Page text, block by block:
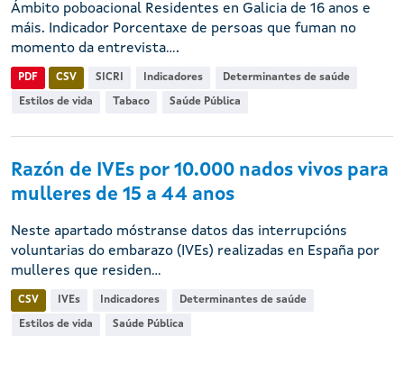
Ámbito poboacional Residentes en Galicia de 16 anos e
máis. Indicador Porcentaxe de persoas que fuman no
momento da entrevista....
PDF CSV SICRI Indicadores Determinantes de saúde
Estilos de vida Tabaco Saúde Pública
Razón de IVEs por 10.000 nados vivos para
mulleres de 15 a 44 anos
Neste apartado móstranse datos das interrupcións
voluntarias do embarazo (IVEs) realizadas en España por
mulleres que residen...
CSV IVEs Indicadores Determinantes de saúde
Estilos de vida Saúde Pública